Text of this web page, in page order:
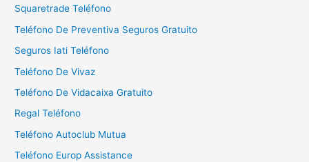
:
Squaretrade Teléfono
Teléfono De Preventiva Seguros Gratuito
Seguros Iati Teléfono
Teléfono De Vivaz
Teléfono De Vidacaixa Gratuito
Regal Teléfono
Teléfono Autoclub Mutua
Teléfono Europ Assistance